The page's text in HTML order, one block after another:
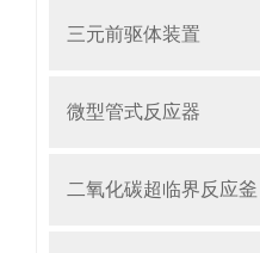
三元前驱体装置
微型管式反应器
二氧化碳超临界反应釜